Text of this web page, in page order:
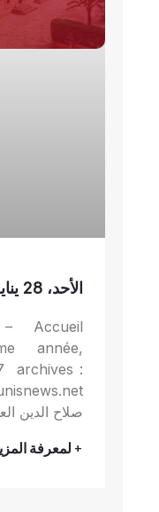
الأحد، 28 يناير 2007
année,
archives :
صلاح الدين
+ لمعرفة